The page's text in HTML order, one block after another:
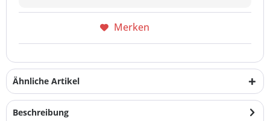
Merken
Ähnliche Artikel
Beschreibung